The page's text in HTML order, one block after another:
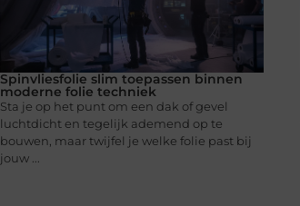
Spinvliesfolie slim toepassen binnen
moderne folie techniek
Sta je op het punt om een dak of gevel
luchtdicht en tegelijk ademend op te
bouwen, maar twijfel je welke folie past bij
jouw ...